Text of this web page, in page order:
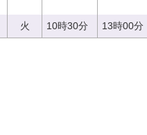
火 10時30分 13時00分